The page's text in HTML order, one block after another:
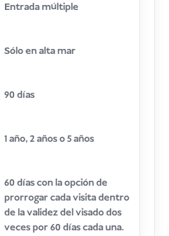
Entrada múltiple
Sólo en alta mar
90 días
1 año, 2 años o 5 años
60 días con la opción de
prorrogar cada visita dentro
de la validez del visado dos
veces por 60 días cada una.